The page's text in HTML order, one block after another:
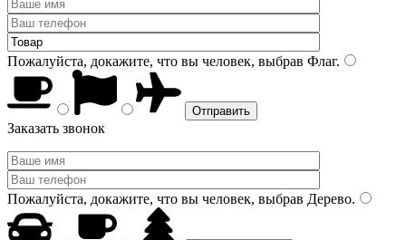
Пожалуйста, докажите, что вы человек, выбрав Флаг.
Заказать звонок
Пожалуйста, докажите, что вы человек, выбрав Дерево.